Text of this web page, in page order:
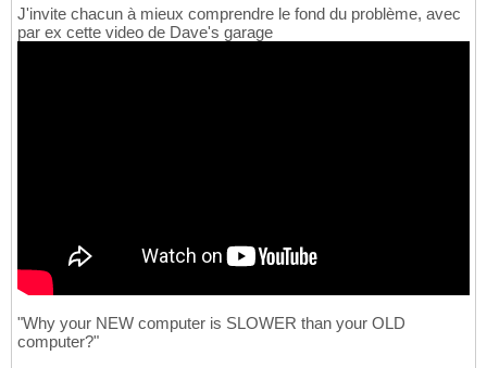
J'invite chacun à mieux comprendre le fond du problème, avec
par ex cette video de Dave's garage
"Why your NEW computer is SLOWER than your OLD
computer?"